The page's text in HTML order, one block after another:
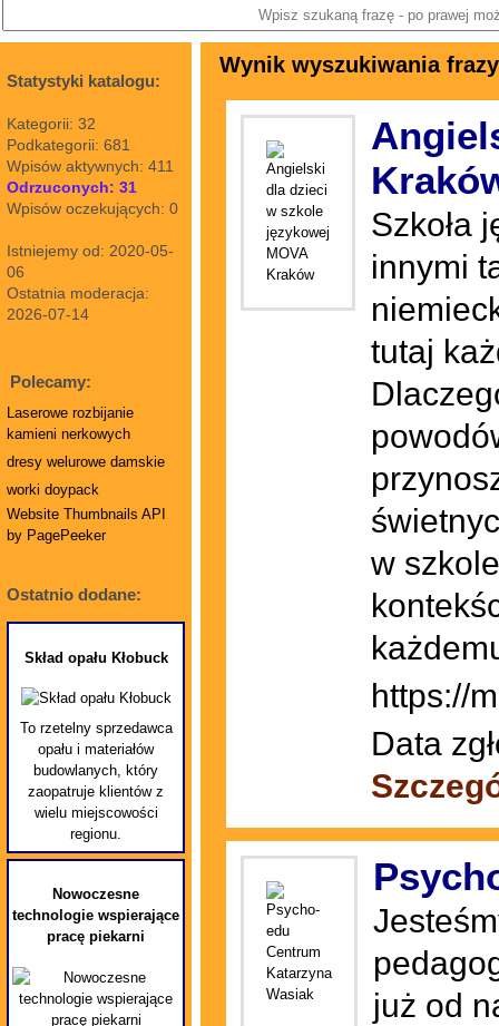
Statystyki katalogu:
Kategorii: 32
Podkategorii: 681
Wpisów aktywnych: 411
Odrzuconych: 31
Wpisów oczekujących: 0
Istniejemy od: 2020-05-
06
Ostatnia moderacja:
2026-07-14
Polecamy:
Laserowe rozbijanie
kamieni nerkowych
dresy welurowe damskie
worki doypack
Website Thumbnails API
by PagePeeker
Ostatnio dodane:
Skład opału Kłobuck
To rzetelny sprzedawca
opału i materiałów
budowlanych, który
zaopatruje klientów z
wielu miejscowości
regionu.
Nowoczesne
technologie wspierające
pracę piekarni
Wynik wyszukiwania
Szkoła
innymi
tutaj
w
https://
Data
już od